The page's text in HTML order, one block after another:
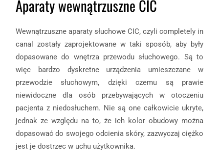
Aparaty wewnątrzuszne CIC
Wewnątrzuszne aparaty słuchowe CIC, czyli completely in
canal zostały zaprojektowane w taki sposób, aby były
dopasowane do wnętrza przewodu słuchowego. Są to
więc bardzo dyskretne urządzenia umieszczane w
przewodzie słuchowym, dzięki czemu są prawie
niewidoczne dla osób przebywających w otoczeniu
pacjenta z niedosłuchem. Nie są one całkowicie ukryte,
jednak ze względu na to, że ich kolor obudowy można
dopasować do swojego odcienia skóry, zazwyczaj ciężko
jest je dostrzec w uchu użytkownika.